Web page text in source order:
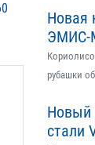
Новая
ЭМИС-
рубашки
Новый
стали